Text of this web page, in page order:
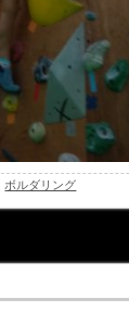
ボルダリング